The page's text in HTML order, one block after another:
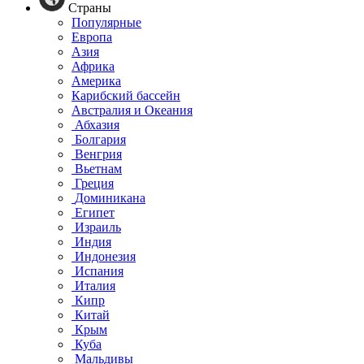
Страны
Популярные
Европа
Азия
Африка
Америка
Карибский бассейн
Австралия и Океания
Абхазия
Болгария
Венгрия
Вьетнам
Греция
Доминикана
Египет
Израиль
Индия
Индонезия
Испания
Италия
Кипр
Китай
Крым
Куба
Мальдивы